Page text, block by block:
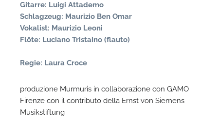
Gitarre: Luigi Attademo
Schlagzeug: Maurizio Ben Omar
Vokalist: Maurizio Leoni
Flöte: Luciano Tristaino (flauto)
Regie: Laura Croce
produzione Murmuris in collaborazione con GAMO
Firenze con il contributo della Ernst von Siemens
Musikstiftung